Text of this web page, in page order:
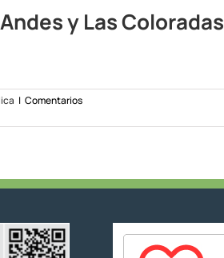
y Las Coloradas
| Comentarios